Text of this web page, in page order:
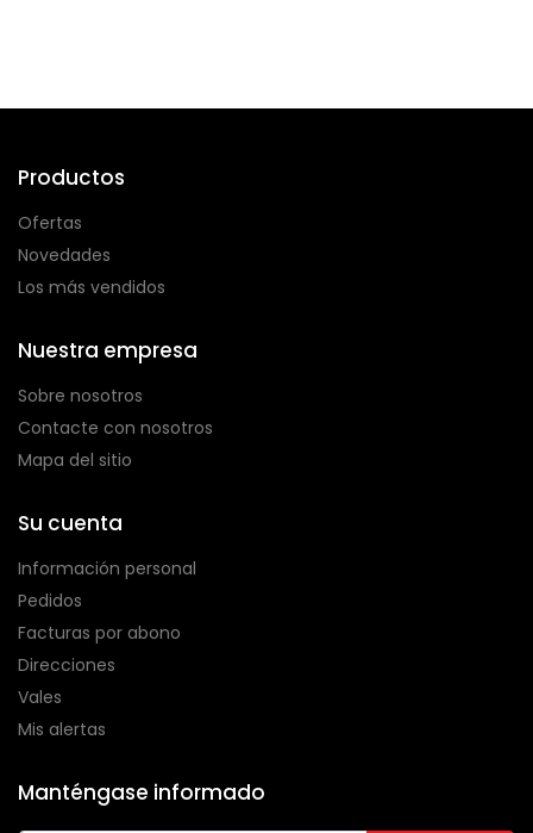
Productos
Ofertas
Novedades
Los más vendidos
Nuestra empresa
Sobre nosotros
Contacte con nosotros
Mapa del sitio
Su cuenta
Información personal
Pedidos
Facturas por abono
Direcciones
Vales
Mis alertas
Manténgase informado